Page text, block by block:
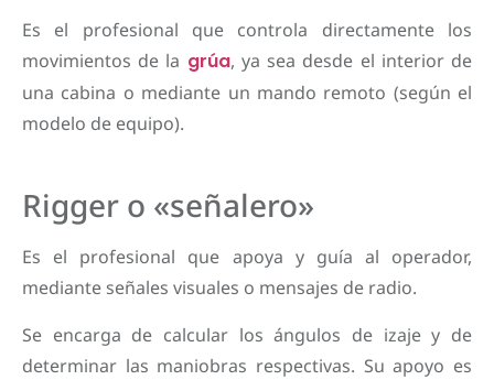
Es el profesional que controla directamente los
movimientos de la grúa, ya sea desde el interior de
una cabina o mediante un mando remoto (según el
modelo de equipo).
Rigger o «señalero»
Es el profesional que apoya y guía al operador,
mediante señales visuales o mensajes de radio.
Se encarga de calcular los ángulos de izaje y de
determinar las maniobras respectivas. Su apoyo es